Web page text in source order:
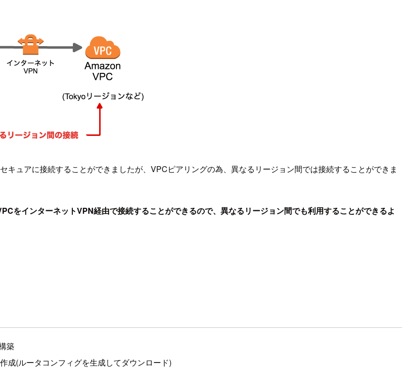
ュアに接続することができましたが、VPCピアリングの為、異なるリージョン間では接続することができま
をインターネットVPN経由で接続することができるので、異なるリージョン間でも利用することができるよ
築
成(ルータコンフィグを生成してダウンロード)